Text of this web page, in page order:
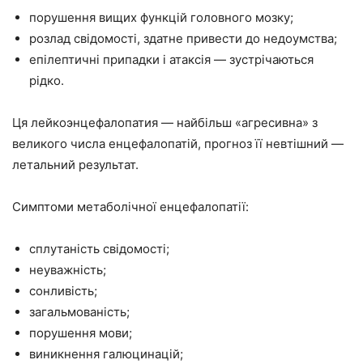
порушення вищих функцій головного мозку;
розлад свідомості, здатне привести до недоумства;
епілептичні припадки і атаксія — зустрічаються
рідко.
Ця лейкоэнцефалопатия — найбільш «агресивна» з
великого числа енцефалопатій, прогноз її невтішний —
летальний результат.
Симптоми метаболічної енцефалопатії:
сплутаність свідомості;
неуважність;
сонливість;
загальмованість;
порушення мови;
виникнення галюцинацій;